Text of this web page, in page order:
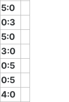
5:0
0:3
5:0
3:0
0:5
0:5
4:0